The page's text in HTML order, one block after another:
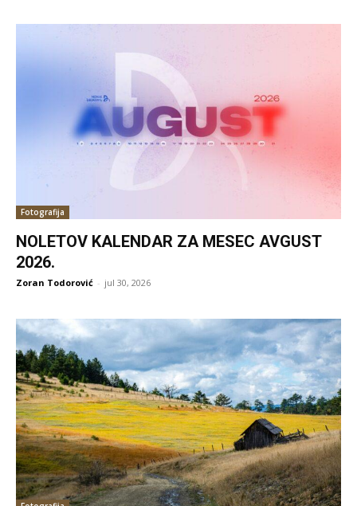
Fotografija
NOLETOV KALENDAR ZA MESEC AVGUST
2026.
Zoran Todorović - jul 30, 2026